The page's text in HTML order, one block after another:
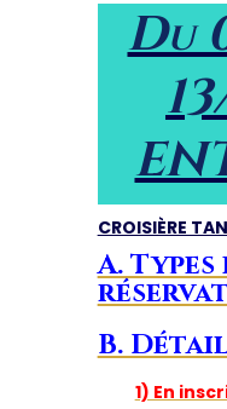
Du
CROISIÈRE
A. Types
B.
1) En